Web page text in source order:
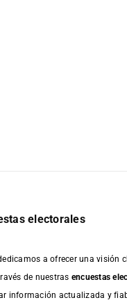
electorales
a ofrecer una visión
de nuestras encuestas
información actualizada y